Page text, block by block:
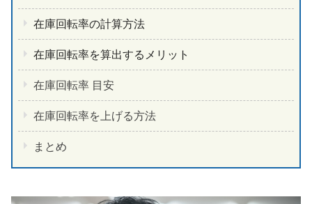
在庫回転率の計算方法
在庫回転率を算出するメリット
在庫回転率 目安
在庫回転率を上げる方法
まとめ